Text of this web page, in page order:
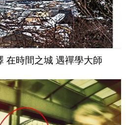
在時間之城 遇禪學大師